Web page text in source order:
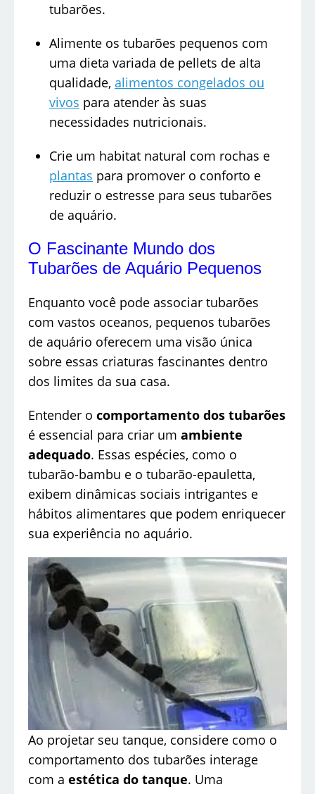
tubarões.
Alimente os tubarões pequenos com
uma dieta variada de pellets de alta
qualidade, alimentos congelados ou
vivos para atender às suas
necessidades nutricionais.
Crie um habitat natural com rochas e
plantas para promover o conforto e
reduzir o estresse para seus tubarões
de aquário.
O Fascinante Mundo dos
Tubarões de Aquário Pequenos
Enquanto você pode associar tubarões
com vastos oceanos, pequenos tubarões
de aquário oferecem uma visão única
sobre essas criaturas fascinantes dentro
dos limites da sua casa.
Entender o comportamento dos tubarões
é essencial para criar um ambiente
adequado. Essas espécies, como o
tubarão-bambu e o tubarão-epauletta,
exibem dinâmicas sociais intrigantes e
hábitos alimentares que podem enriquecer
sua experiência no aquário.
Ao projetar seu tanque, considere como o
comportamento dos tubarões interage
com a estética do tanque. Uma